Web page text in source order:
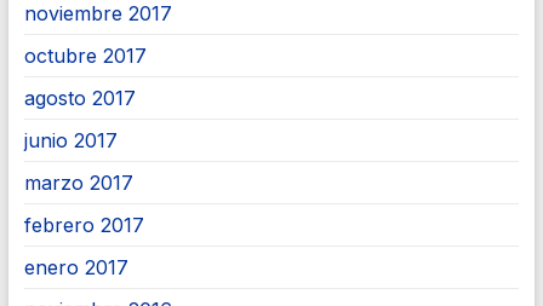
noviembre 2017
octubre 2017
agosto 2017
junio 2017
marzo 2017
febrero 2017
enero 2017